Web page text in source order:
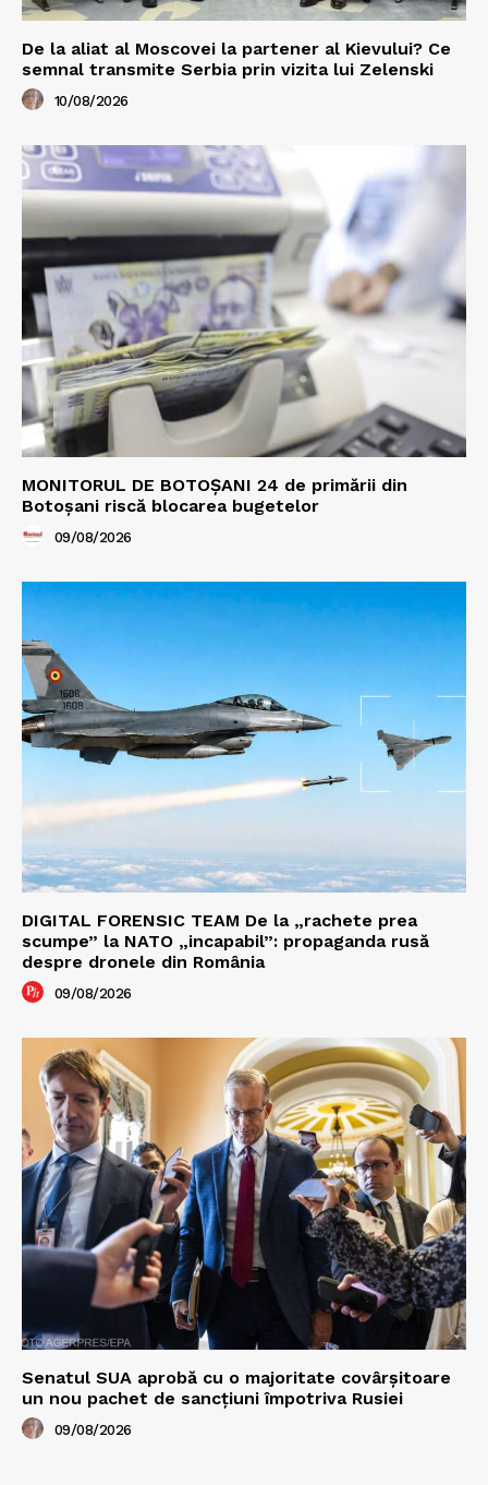
De la aliat al Moscovei la partener al Kievului? Ce
semnal transmite Serbia prin vizita lui Zelenski
10/08/2026
MONITORUL DE BOTOȘANI 24 de primării din
Botoșani riscă blocarea bugetelor
09/08/2026
DIGITAL FORENSIC TEAM De la „rachete prea
scumpe” la NATO „incapabil”: propaganda rusă
despre dronele din România
09/08/2026
Senatul SUA aprobă cu o majoritate covârșitoare
un nou pachet de sancțiuni împotriva Rusiei
09/08/2026